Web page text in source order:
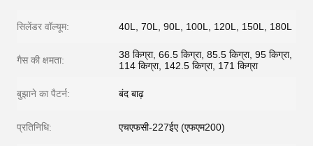
सिलेंडर वॉल्यूम: 40L, 70L, 90L, 100L, 120L, 150L, ​​180L
गैस की क्षमता:
38 किग्रा, 66.5 किग्रा, 85.5 किग्रा, 95 किग्रा,
114 किग्रा, 142.5 किग्रा, 171 किग्रा
बुझाने का पैटर्न: बंद बाढ़
प्रतिनिधि: एचएफसी-227ईए (एफएम200)